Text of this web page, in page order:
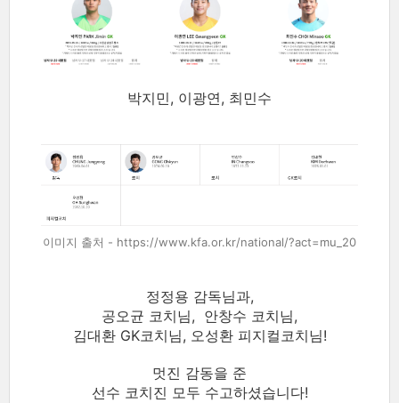
박지민, 이광연, 최민수
이미지 출처 - https://www.kfa.or.kr/national/?act=mu_20
정정용 감독님과,
공오균 코치님, 안창수 코치님,
김대환 GK코치님, 오성환 피지컬코치님!
멋진 감동을 준
선수 코치진 모두 수고하셨습니다!